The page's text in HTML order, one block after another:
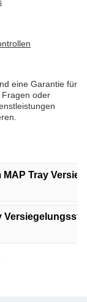
eine Garantie für
Fragen oder
Tray